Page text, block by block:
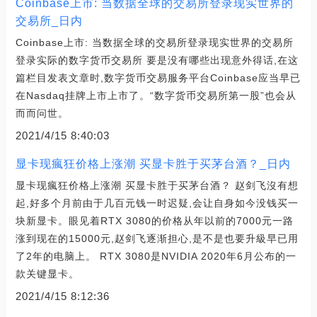
Coinbase上市: 当数据全球的交易所登录现实世界的
交易所_日内
Coinbase上市: 当数据全球的交易所登录现实世界的交易所
登录实际的数字货币交易所 要是没有哪些出现意外得话,在这
篇栏目发表文章时,数字货币交易服务平台Coinbase应当早已
在Nasdaq挂牌上市上市了。“数字货币交易所第一股”也会从
而而问世。
2021/4/15 8:40:03
显卡现瘋狂价格上涨潮 买显卡胜于买茅台酒？_日内
显卡现瘋狂价格上涨潮 买显卡胜于买茅台酒？ 赵剑飞沒有想
起,好多个月前由于几百元钱一时迟疑,会让自身如今没钱买一
块新显卡。眼见着RTX 3080的价格从年以前的7000元一路
涨到现在的15000元,赵剑飞逐渐担心,是不是也要升級早已用
了2年的电脑上。 RTX 3080是NVIDIA 2020年6月公布的一
款关键显卡。
2021/4/15 8:12:36